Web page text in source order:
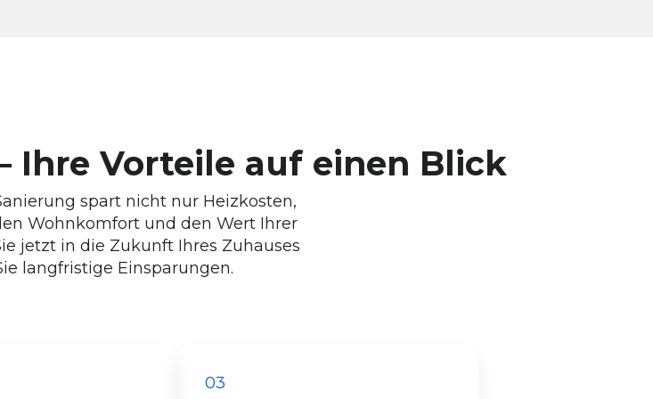
Ihre Vorteile auf einen Blick
spart nicht nur Heizkosten,
Wohnkomfort und den Wert Ihrer
jetzt in die Zukunft Ihres Zuhauses
langfristige Einsparungen.
03